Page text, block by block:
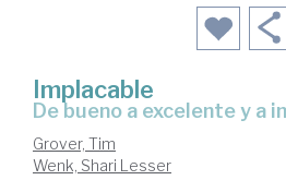
Implacable
de bueno a excelente y a
Grover, Tim
Wenk, Shari Lesser